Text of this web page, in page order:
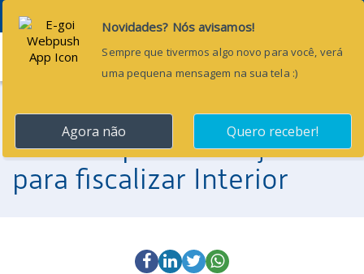
Menu
29 de abril de 2013
TCM faz plano de ação
para fiscalizar Interior